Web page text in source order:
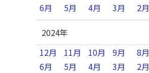
6月
5月 4月 3月 2月
2024年
12月
11月 10月 9月 8月
6月
5月 4月 3月 2月